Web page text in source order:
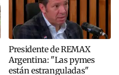
Presidente de REMAX
Argentina: "Las pymes
están estranguladas"